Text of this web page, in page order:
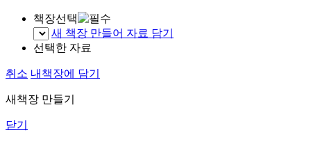
책장선택
새 책장 만들어 자료 담기
선택한 자료
취소 내책장에 담기
새책장 만들기
닫기